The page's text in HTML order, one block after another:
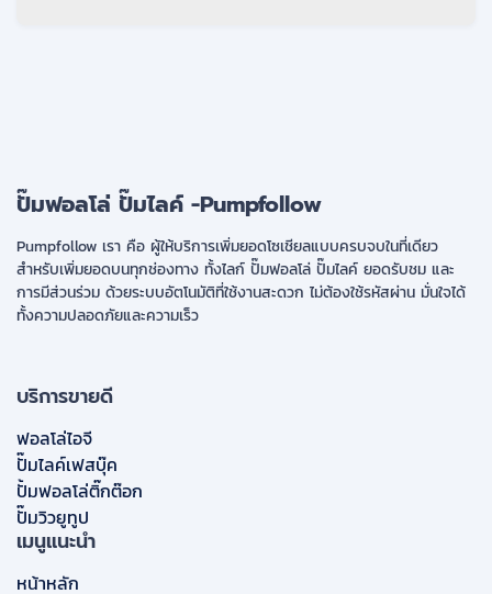
ปั๊มฟอลโล่ ปั๊มไลค์ -Pumpfollow
Pumpfollow เรา คือ ผู้ให้บริการเพิ่มยอดโซเชียลแบบครบจบในที่เดียว
สำหรับเพิ่มยอดบนทุกช่องทาง ทั้งไลก์ ปั๊มฟอลโล่ ปั๊มไลค์ ยอดรับชม และ
การมีส่วนร่วม ด้วยระบบอัตโนมัติที่ใช้งานสะดวก ไม่ต้องใช้รหัสผ่าน มั่นใจได้
ทั้งความปลอดภัยและความเร็ว
บริการขายดี
ฟอลโล่ไอจี
ปั๊มไลค์เฟสบุ๊ค
ปั้มฟอลโล่ติ๊กต๊อก
ปั๊มวิวยูทูป
เมนูแนะนำ
หน้าหลัก